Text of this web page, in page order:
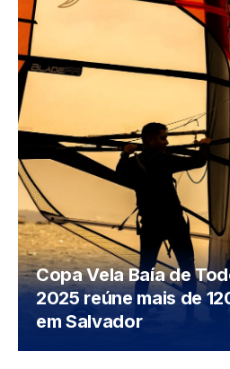
Copa Vela Baía de
2025 reúne mais de
em Salvador